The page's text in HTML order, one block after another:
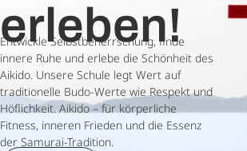
erleben!
Entwickle Selbstbeherrschung, finde
innere Ruhe und erlebe die Schönheit des
Aikido. Unsere Schule legt Wert auf
traditionelle Budo-Werte wie Respekt und
Höflichkeit. Aikido – für körperliche
Fitness, inneren Frieden und die Essenz
der Samurai-Tradition.